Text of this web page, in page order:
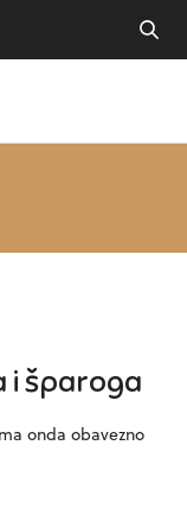
i šparoga
onda obavezno